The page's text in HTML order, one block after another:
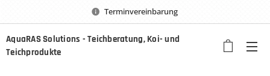
Terminvereinbarung
AquaRAS Solutions - Teichberatung, Koi- und
Teichprodukte